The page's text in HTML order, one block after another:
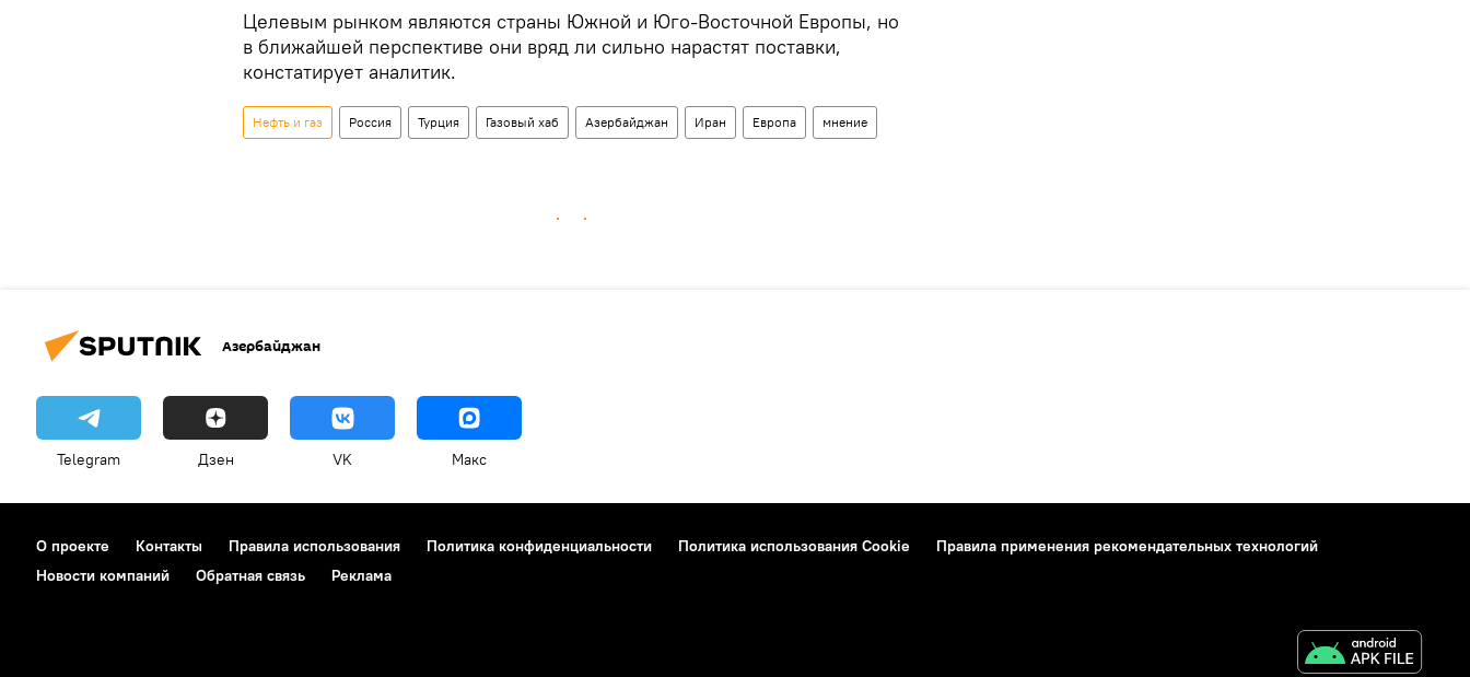
Целевым рынком являются страны Южной и Юго-Восточной Европы, но
в ближайшей перспективе они вряд ли сильно нарастят поставки,
констатирует аналитик.
Нефть и газ Россия Турция Газовый хаб Азербайджан Иран Европа мнение
Азербайджан
Telegram Дзен VK Макс
О проекте Контакты Правила использования Политика конфиденциальности Политика использования Cookie
Правила применения рекомендательных технологий
Новости компаний
Обратная связь Реклама